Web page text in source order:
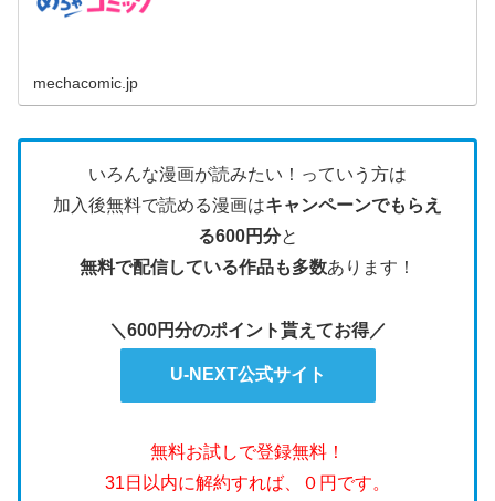
mechacomic.jp
いろんな漫画が読みたい！っていう方は
加入後無料で読める漫画はキャンペーンでもらえ
る600円分と
無料で配信している作品も多数あります！
＼600円分のポイント貰えてお得／
U-NEXT公式サイト
無料お試しで登録無料！
31日以内に解約すれば、０円です。